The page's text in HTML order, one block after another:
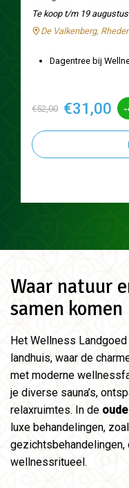
Te koop t/m 19
De Valkenberg,
Dagentree bij
€52,00 €31,00
Waar natuur
samen komen
Het Wellness
landhuis, waar de
met moderne
je diverse sauna’s,
relaxruimtes. In de
luxe behandelingen,
gezichtsbehandelingen,
wellnessritueel.